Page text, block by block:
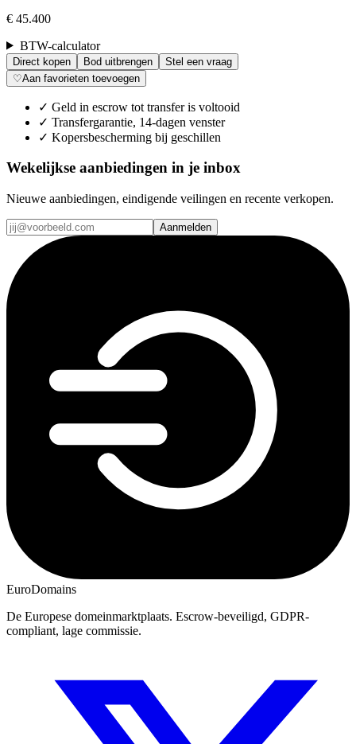
€ 45.400
BTW-calculator
Direct kopen Bod uitbrengen
Stel een vraag
♡Aan favorieten toevoegen
✓ Geld in escrow tot transfer is voltooid
✓ Transfergarantie, 14-dagen venster
✓ Kopersbescherming bij geschillen
Wekelijkse aanbiedingen in je inbox
Nieuwe aanbiedingen, eindigende veilingen en recente verkopen.
Aanmelden
EuroDomains
De Europese domeinmarktplaats. Escrow-beveiligd, GDPR-
compliant, lage commissie.